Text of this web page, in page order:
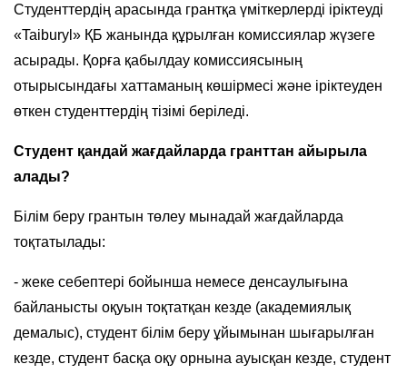
Студенттердің арасында грантқа үміткерлерді іріктеуді
«Taiburyl» ҚБ жанында құрылған комиссиялар жүзеге
асырады. Қорға қабылдау комиссиясының
отырысындағы хаттаманың көшірмесі және іріктеуден
өткен студенттердің тізімі беріледі.
Студент қандай жағдайларда гранттан айырыла
алады?
Білім беру грантын төлеу мынадай жағдайларда
тоқтатылады:
- жеке себептері бойынша немесе денсаулығына
байланысты оқуын тоқтатқан кезде (академиялық
демалыс), студент білім беру ұйымынан шығарылған
кезде, студент басқа оқу орнына ауысқан кезде, студент